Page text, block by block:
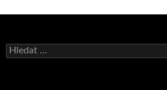
Vyhledávání
Andy Appleton obhájil dlouhodrážní titul!